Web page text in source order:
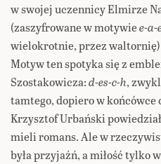
w swojej uczennicy Elmirze
(zaszyfrowane w motywiee-a-
wielokrotnie, przez waltornię)
Motyw ten spotyka się z
Szostakowicza:d-es-c-h,
tamtego, dopiero w końcówce
Krzysztof Urbański
mieli romans. Ale w
była przyjaźń, a miłość tylko